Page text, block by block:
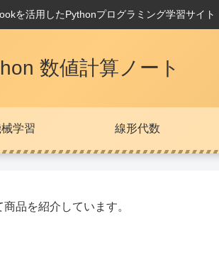
を活用したPythonプログラミング学習サイト
数値計算ノート
学習 線形代数
品を紹介しています。